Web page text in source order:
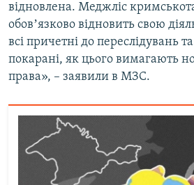
відновлена. Меджліс
обовʼязково відновить свою
всі причетні до переслідувань
покарані, як цього вимагають
права», – заявили в МЗС.